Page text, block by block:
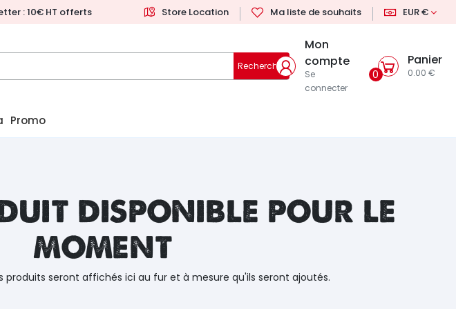
: 10€ HT offerts Store Location Ma liste de souhaits EUR €
Rechercher
Mon
compte
Se
connecter
0
Panier
0.00 €
Promo
disponible pour le
moment
produits seront affichés ici au fur et à mesure qu'ils seront ajoutés.